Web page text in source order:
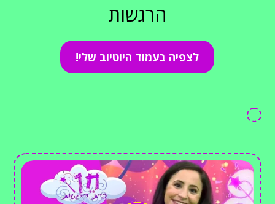
הרגשות
לצפיה בעמוד היוטיוב שלי!